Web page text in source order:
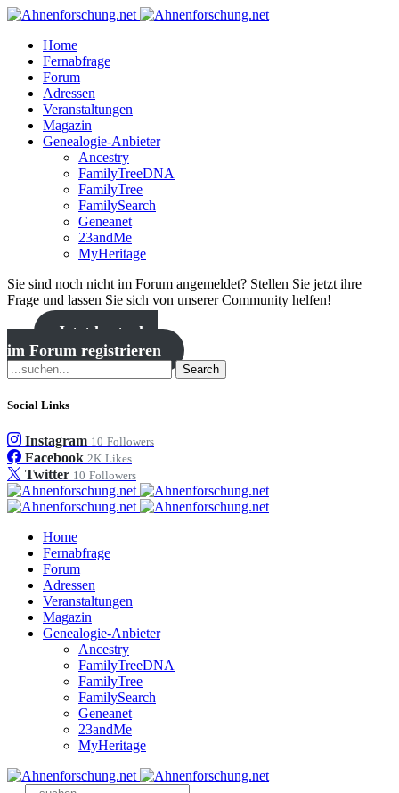
Home
Fernabfrage
Forum
Adressen
Veranstaltungen
Magazin
Genealogie-Anbieter
Ancestry
FamilyTreeDNA
FamilyTree
FamilySearch
Geneanet
23andMe
MyHeritage
Sie sind noch nicht im Forum angemeldet? Stellen Sie jetzt ihre
Frage und lassen Sie sich von unserer Community helfen!
Jetzt kostenlos
im Forum registrieren
Search
Social Links
Instagram 10 Followers
Facebook 2K Likes
Twitter 10 Followers
Home
Fernabfrage
Forum
Adressen
Veranstaltungen
Magazin
Genealogie-Anbieter
Ancestry
FamilyTreeDNA
FamilyTree
FamilySearch
Geneanet
23andMe
MyHeritage